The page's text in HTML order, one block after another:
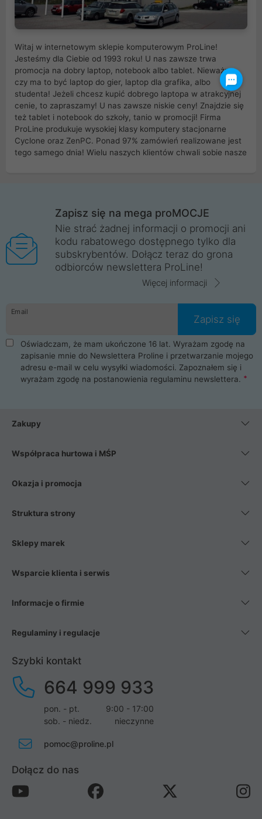
Witaj w internetowym sklepie komputerowym ProLine!
Jesteśmy dla Ciebie od 1993 roku! U nas zawsze trwa
promocja na dobry laptop, notebook albo tablet. Nieważne
czy ma to być laptop do gier, laptop dla grafika, albo
studenta! Jeżeli chcesz kupić dobrego laptopa w atrakcyjnej
cenie, to zapraszamy! U nas zawsze niskie ceny! Znajdzie się
też tablet i notebook do szkoły, tanio w promocji! Firma
ProLine produkuje wysokiej klasy komputery stacjonarne
Cyclone oraz ZenPC. Ponad 97% zamówień realizowane jest
tego samego dnia! Wielu naszych klientów chwali sobie nasze
Wrocław, Poznań, Legnica, Katowice, Gliwice, Kalisz, Bytom,
Trzebnica, Opole. Szybka i profesjonalna obsługa!
ProLine to polska firma ze 100% polskim kapitałem. Działamy
legalnie i płacimy podatki w naszym kraju! Posiadamy siedzibę
główną w Mirkowie oraz salony na terenie kraju. Cała
komunikacja ze sklepem komputerowym ProLine jest
danych osobowych. Dlatego zakup notebooka albo laptopa w
ProLine to czysta przyjemność i pełne bezpieczeństwo.
Zaopatrzysz się u nas w akcesoria i części komputerowe
takie jak procesory, karty graficzne, płyty główne, pamięci,
dyski SSD, M.2 oraz HDD. Nasi pracownicy pomogą Ci wybrać
najlepszy zasilacz komputerowy oraz obudowę do komputera.
Poza komputerami mamy również najlepsze na rynku
Smartfony takich producentów jak Xiaomi, Apple, Samsung i
wentylatory. Na koniec mając już to wszystko, możesz
Zapisz się na mega proMOCJE
Nie strać żadnej informacji o promocji ani
kodu rabatowego dostępnego tylko dla
subskrybentów. Dołącz teraz do grona
odbiorców newslettera ProLine!
Więcej informacji
Email
Zapisz się
Oświadczam, że mam ukończone 16 lat. Wyrażam zgodę na
zapisanie mnie do Newslettera Proline i przetwarzanie mojego
adresu e-mail w celu wysyłki wiadomości. Zapoznałem się i
wyrażam zgodę na postanowienia regulaminu newslettera.
Zakupy
Współpraca hurtowa i MŚP
Okazja i promocja
Struktura strony
Sklepy marek
Wsparcie klienta i serwis
Informacje o firmie
Regulaminy i regulacje
Szybki kontakt
664 999 933
pon. - pt.
9:00 - 17:00
sob. - niedz.
nieczynne
pomoc@proline.pl
Dołącz do nas